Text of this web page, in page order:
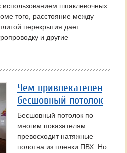
шпаклевочных
того, расстояние между
перекрытия дает
и другие
Чем привлекателен
бесшовный потолок
Бесшовный потолок по
многим показателям
превосходит натяжные
полотна из пленки ПВХ. Но